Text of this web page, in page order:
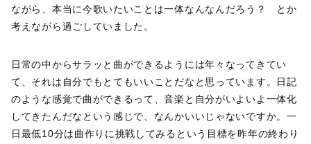
ながら、本当に今歌いたいことは一体なんなんだろう？ とか
考えながら過ごしていました。
日常の中からサラッと曲ができるようには年々なってきてい
て、それは自分でもとてもいいことだなと思っています。日記
のような感覚で曲ができるって、音楽と自分がいよいよ一体化
してきたんだなという感じで、なんかいいじゃないですか。一
日最低10分は曲作りに挑戦してみるという目標を昨年の終わり